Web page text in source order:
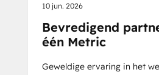
10 jun. 2026
Bevredigend
één Metric
Geweldige ervaring in het